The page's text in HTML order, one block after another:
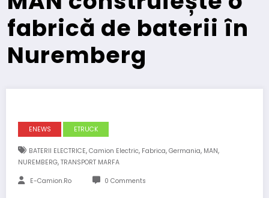
fabrică de baterii în
Nuremberg
ENEWS ETRUCK
BATERII ELECTRICE, Camion Electric, Fabrica, Germania, MAN,
NUREMBERG, TRANSPORT MARFA
E-Camion.ro 0 Comments